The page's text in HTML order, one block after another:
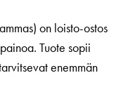
on loisto-ostos
Tuote sopii
enemmän